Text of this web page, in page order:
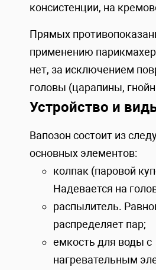
консистенции, на
Прямых
применению
нет, за исключением
головы (царапины,
Устройство и
Вапозон состоит из
основных элементов:
колпак (паровой
Надевается на
распылитель.
распределяет пар;
емкость для воды с
нагревательным